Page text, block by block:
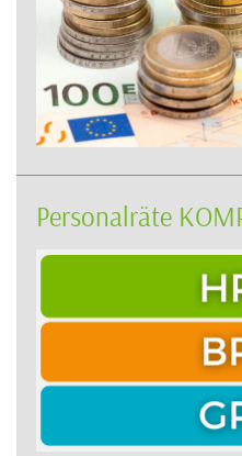
Personalräte